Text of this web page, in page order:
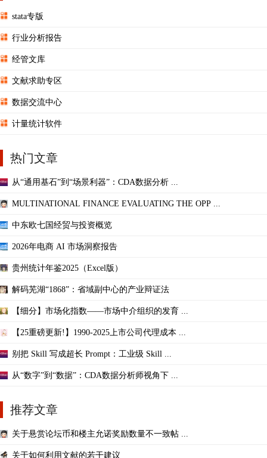
stata专版
行业分析报告
经管文库
文献求助专区
数据交流中心
计量统计软件
热门文章
从“通用基石”到“场景利器”：CDA数据分析 ...
MULTINATIONAL FINANCE EVALUATING THE OPP ...
中东欧七国经贸与投资概览
2026年电商 AI 市场洞察报告
贵州统计年鉴2025（Excel版）
解码芜湖“1868”：省域副中心的产业辩证法
【细分】市场化指数——市场中介组织的发育 ...
【25重磅更新!】1990-2025上市公司代理成本 ...
别把 Skill 写成超长 Prompt：工业级 Skill ...
从“数字”到“数据”：CDA数据分析师视角下 ...
推荐文章
关于悬赏论坛币和楼主允诺奖励数量不一致帖 ...
关于如何利用文献的若干建议